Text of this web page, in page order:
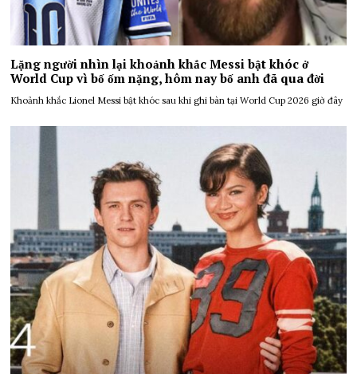
Lặng người nhìn lại khoảnh khắc Messi bật khóc ở
World Cup vì bố ốm nặng, hôm nay bố anh đã qua đời
Khoảnh khắc Lionel Messi bật khóc sau khi ghi bàn tại World Cup 2026 giờ đây